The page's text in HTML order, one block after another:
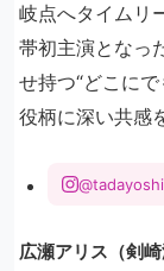
岐点へタイムリ
帯初主演となっ
せ持つ“どこに
役柄に深い共感
広瀬アリス（剣崎